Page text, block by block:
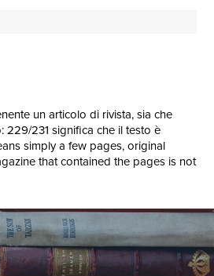
un articolo di rivista, sia che
229/231 significa che il testo è
simply a few pages, original
that contained the pages is not